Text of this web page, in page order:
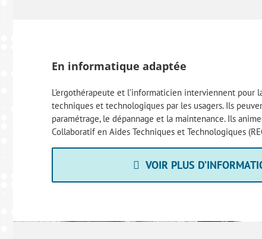
En informatique adaptée
L’ergothérapeute et l’informaticien interviennent pour
techniques et technologiques par les usagers. Ils
paramétrage, le dépannage et la maintenance. Ils
Collaboratif en Aides Techniques et Technologiques
VOIR PLUS